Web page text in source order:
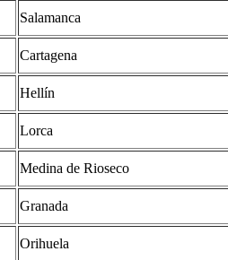
Salamanca
Cartagena
Hellín
Lorca
Medina de Rioseco
Granada
Orihuela